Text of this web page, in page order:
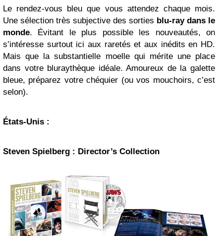
Le rendez-vous bleu que vous attendez chaque mois.
Une sélection très subjective des sorties blu-ray dans le
monde. Évitant le plus possible les nouveautés, on
s’intéresse surtout ici aux raretés et aux inédits en HD.
Mais que la substantielle moelle qui mérite une place
dans votre bluraythèque idéale. Amoureux de la galette
bleue, préparez votre chéquier (ou vos mouchoirs, c’est
selon).
États-Unis :
Steven Spielberg : Director’s Collection